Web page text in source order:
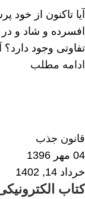
آیا تاکنون از خود
افسرده و شاد و
تفاوتی وجود دارد؟
ادامه مطلب
قانون جذب
04 مهر 1396
خرداد 14, 1402
کتاب